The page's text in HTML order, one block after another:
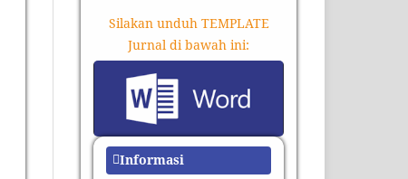
Silakan unduh TEMPLATE
Jurnal di bawah ini:
Informasi